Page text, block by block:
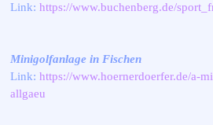
Link: https://www.buchenberg.de/
Minigolfanlage in Fischen
Link: https://www.hoernerdoerfer.de/a-
allgaeu